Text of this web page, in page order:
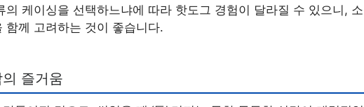
의 케이싱을 선택하느냐에 따라 핫도그 경험이 달라질 수 있으니, 소
께 고려하는 것이 좋습니다.
즐거움